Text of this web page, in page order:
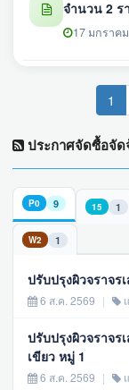
จำนวน 2 ร
17 มกราค
1
ประกาศจัดซื้อจัด
P0 9 15 1
W2 1
ปรับปรุงผิวจราจร
6 ส.ค. 2569 |
ปรับปรุงผิวจราจ
เขียว หมู่ 1
6 ส.ค. 2569 |